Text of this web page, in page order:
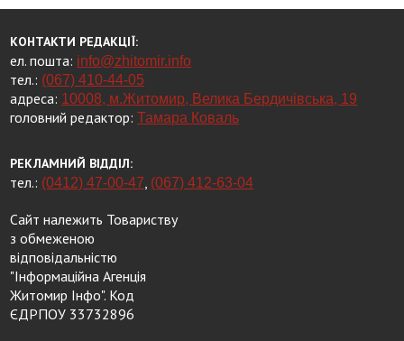
КОНТАКТИ РЕДАКЦІЇ:
ел. пошта: info@zhitomir.info
тел.: (067) 410-44-05
адреса: 10008, м.Житомир, Велика Бердичівська, 19
головний редактор:Тамара Коваль
РЕКЛАМНИЙ ВІДДІЛ:
тел.: (0412) 47-00-47, (067) 412-63-04
Сайт належить Товариству
з обмеженою
відповідальністю
"Інформаційна Агенція
Житомир Інфо". Код
ЄДРПОУ 33732896